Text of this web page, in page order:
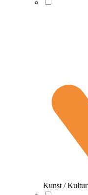
Kunst / Kultur